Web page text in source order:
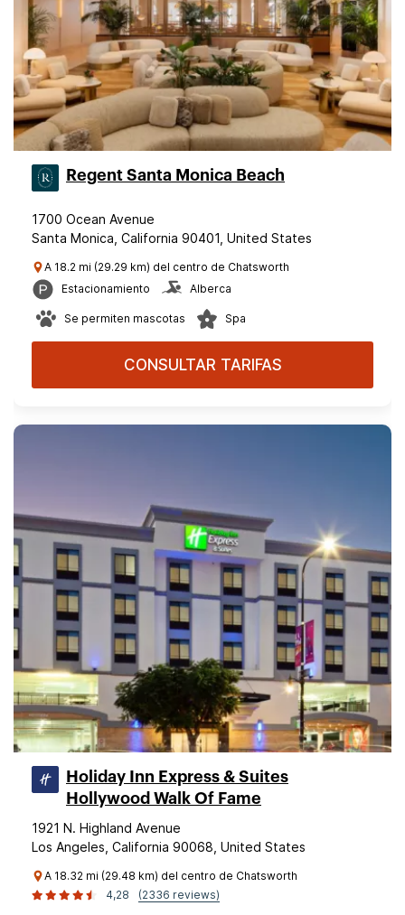
Regent Santa Monica Beach
1700 Ocean Avenue
Santa Monica, California 90401, United States
A 18.2 mi (29.29 km) del centro de Chatsworth
Estacionamiento
Alberca
Se permiten mascotas Spa
CONSULTAR TARIFAS
Holiday Inn Express & Suites
Hollywood Walk Of Fame
1921 N. Highland Avenue
Los Angeles, California 90068, United States
A 18.32 mi (29.48 km) del centro de Chatsworth
4,28
(2336 reviews)